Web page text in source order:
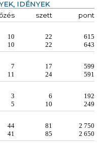
IDÉNYEK
szett pont
10 22 615
10 22
643
7 17 599
11 24
591
3 6 192
5 10
249
44 81 2 750
41 85
2 650